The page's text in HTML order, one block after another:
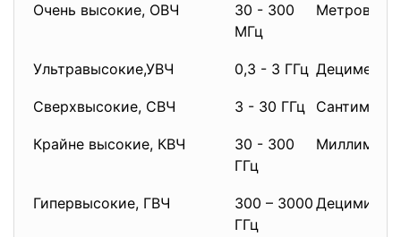
Очень высокие, ОВЧ
30 - 300
МГц
Метровые
Ультравысокие,УВЧ 0,3 - 3 ГГц
Сверхвысокие, СВЧ 3 - 30 ГГц
Крайне высокие, КВЧ
30 - 300
ГГц
Гипервысокие, ГВЧ
300 – 3000
ГГц